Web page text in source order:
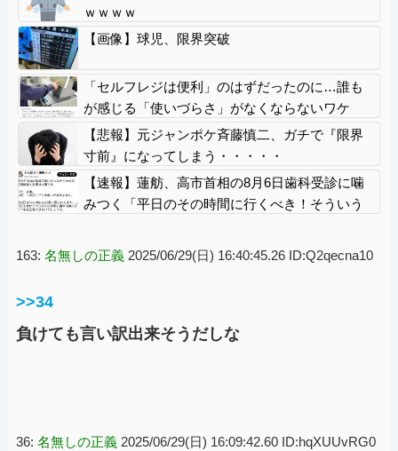
ｗｗｗｗ
【画像】球児、限界突破
「セルフレジは便利」のはずだったのに…誰も
が感じる「使いづらさ」がなくならないワケ
【悲報】元ジャンポケ斉藤慎二、ガチで『限界
寸前』になってしまう・・・・・
【速報】蓮舫、高市首相の8月6日歯科受診に噛
みつく「平日のその時間に行くべき！そういう
163: 名無しの正義 2025/06/29(日) 16:40:45.26 ID:Q2qecna10
>>34
負けても言い訳出来そうだしな
36: 名無しの正義 2025/06/29(日) 16:09:42.60 ID:hqXUUvRG0